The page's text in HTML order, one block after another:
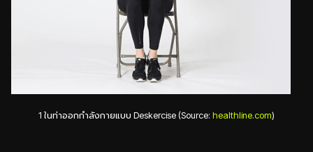
1 ในท่าออกกำลังกายแบบ Deskercise (Source: healthline.com)